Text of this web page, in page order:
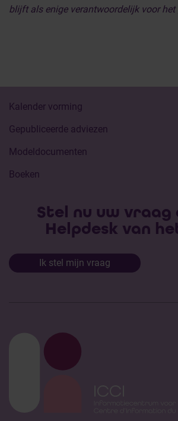
blijft als enige verantwoordelijk voor het
Kalender vorming
Gepubliceerde adviezen
Modeldocumenten
Boeken
Stel nu uw vraag
Helpdesk van
Ik stel mijn vraag